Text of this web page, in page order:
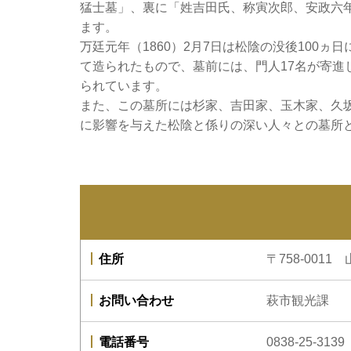
猛士墓」、裏に「姓吉田氏、称寅次郎、安政
ます。
万廷元年（1860）2月7日は松陰の没後100ヵ
て造られたもので、墓前には、門人17名が寄
られています。
また、この墓所には杉家、吉田家、玉木家、
に影響を与えた松陰と係りの深い人々との墓所
住所 〒758-0011
お問い合わせ 萩市観光課
電話番号 0838-25-3139